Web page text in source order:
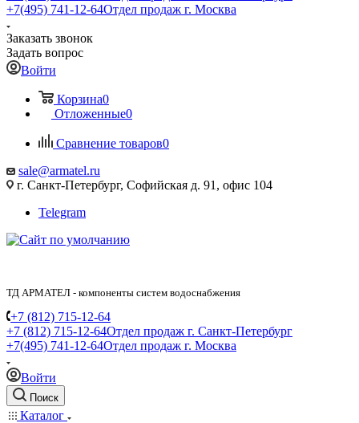
+7(495) 741-12-64Отдел продаж г. Москва
Заказать звонок
Задать вопрос
Войти
Корзина0
Отложенные0
Сравнение товаров0
sale@armatel.ru
г. Санкт-Петербург, Софийская д. 91, офис 104
Telegram
ТД АРМАТЕЛ - компоненты систем водоснабжения
+7 (812) 715-12-64
+7 (812) 715-12-64Отдел продаж г. Санкт-Петербург
+7(495) 741-12-64Отдел продаж г. Москва
Войти
Поиск
Каталог